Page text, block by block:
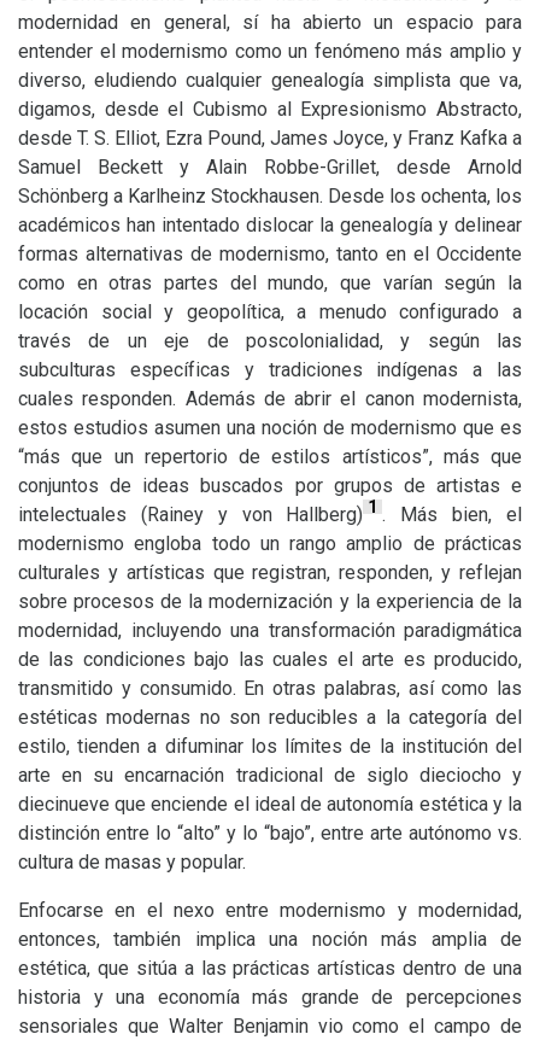
modernidad en general, sí ha abierto un espacio para
entender el modernismo como un fenómeno más amplio y
diverso, eludiendo cualquier genealogía simplista que va,
digamos, desde el Cubismo al Expresionismo Abstracto,
desde T. S. Elliot, Ezra Pound, James Joyce, y Franz Kafka a
Samuel Beckett y Alain Robbe-Grillet, desde Arnold
Schönberg a Karlheinz Stockhausen. Desde los ochenta, los
académicos han intentado dislocar la genealogía y delinear
formas alternativas de modernismo, tanto en el Occidente
como en otras partes del mundo, que varían según la
locación social y geopolítica, a menudo configurado a
través de un eje de poscolonialidad, y según las
subculturas específicas y tradiciones indígenas a las
cuales responden. Además de abrir el canon modernista,
estos estudios asumen una noción de modernismo que es
“más que un repertorio de estilos artísticos”, más que
conjuntos de ideas buscados por grupos de artistas e
intelectuales (Rainey y von Hallberg) 1 . Más bien, el
modernismo engloba todo un rango amplio de prácticas
culturales y artísticas que registran, responden, y reflejan
sobre procesos de la modernización y la experiencia de la
modernidad, incluyendo una transformación paradigmática
de las condiciones bajo las cuales el arte es producido,
transmitido y consumido. En otras palabras, así como las
estéticas modernas no son reducibles a la categoría del
estilo, tienden a difuminar los límites de la institución del
arte en su encarnación tradicional de siglo dieciocho y
diecinueve que enciende el ideal de autonomía estética y la
distinción entre lo “alto” y lo “bajo”, entre arte autónomo vs.
cultura de masas y popular.
Enfocarse en el nexo entre modernismo y modernidad,
entonces, también implica una noción más amplia de
estética, que sitúa a las prácticas artísticas dentro de una
historia y una economía más grande de percepciones
sensoriales que Walter Benjamin vio como el campo de